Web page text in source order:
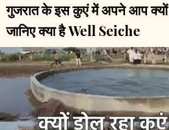
गुजरात के इस कुएं में अपने आप क्यों
जानिए क्या है Well Seiche